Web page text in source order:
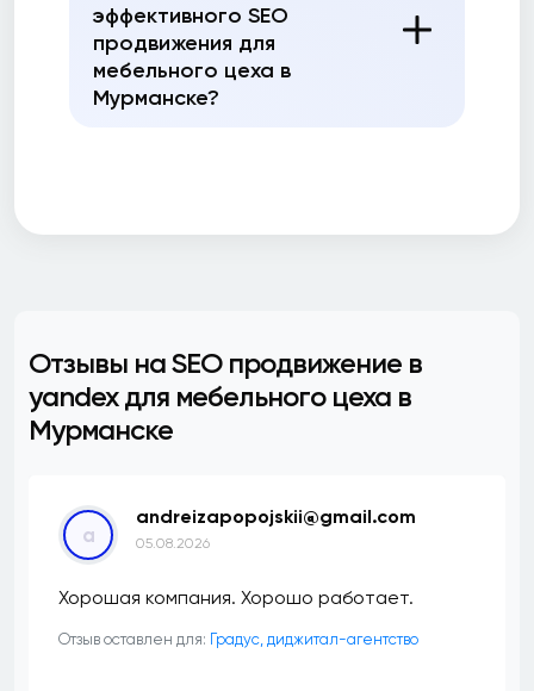
эффективного SEO
продвижения для
мебельного цеха в
Мурманске?
Отзывы на SEO продвижение в
yandex для мебельного цеха в
Мурманске
a
andreizapopojskii@gmail.com
05.08.2026
Хорошая компания. Хорошо работает.
Отзыв оставлен для: ​Градус, диджитал-агентство